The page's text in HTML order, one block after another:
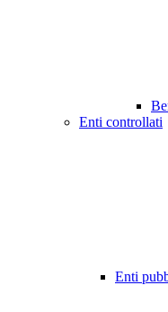
Enti controllati
Enti